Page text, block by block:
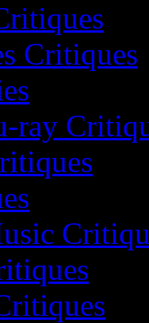
Critiques
ray